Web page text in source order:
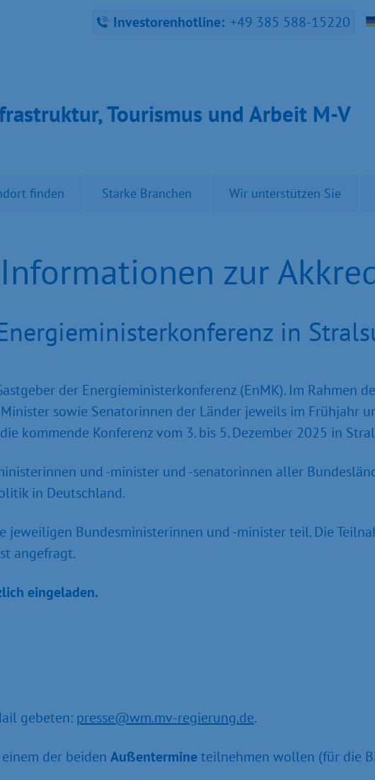
Investorenhotline: +49 385 588-15220
Tou­ris­mus und Ar­beit M-V
finden Starke Branchen Wir unterstützen Sie
zur
in
der Energieministerkonferenz (EnMK). Im Rahmen
sowie Senatorinnen der Länder jeweils im Frühjahr
kommende Konferenz vom 3. bis 5. Dezember 2025 in
und -minister und -senatorinnen aller
in Deutschland.
Bundesministerinnen und -minister teil. Die
angefragt.
eingeladen.
gebeten: presse@wm.mv-regierung.de.
der beiden Außentermineteilnehmen wollen (für die